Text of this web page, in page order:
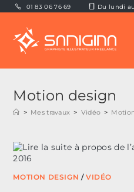
Skip
to
content
01 83 06 76 69 Du lundi
Motion design
> Mes travaux > Vidéo >
MOTION DESIGN /VIDÉO